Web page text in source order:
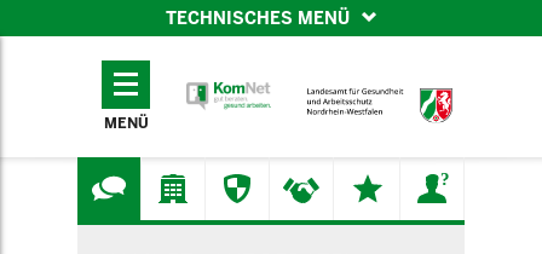
TECHNISCHES MENÜ
TECHNISCHES
MENÜ